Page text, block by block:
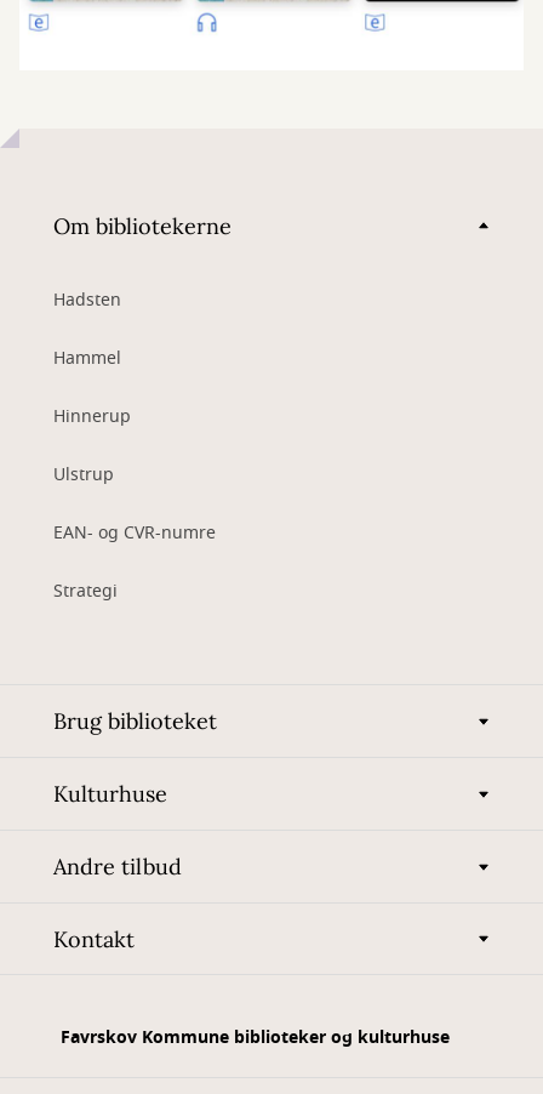
Om bibliotekerne
Hadsten
Hammel
Hinnerup
Ulstrup
EAN- og CVR-numre
Strategi
Brug biblioteket
Kulturhuse
Andre tilbud
Kontakt
Favrskov Kommune biblioteker og kulturhuse